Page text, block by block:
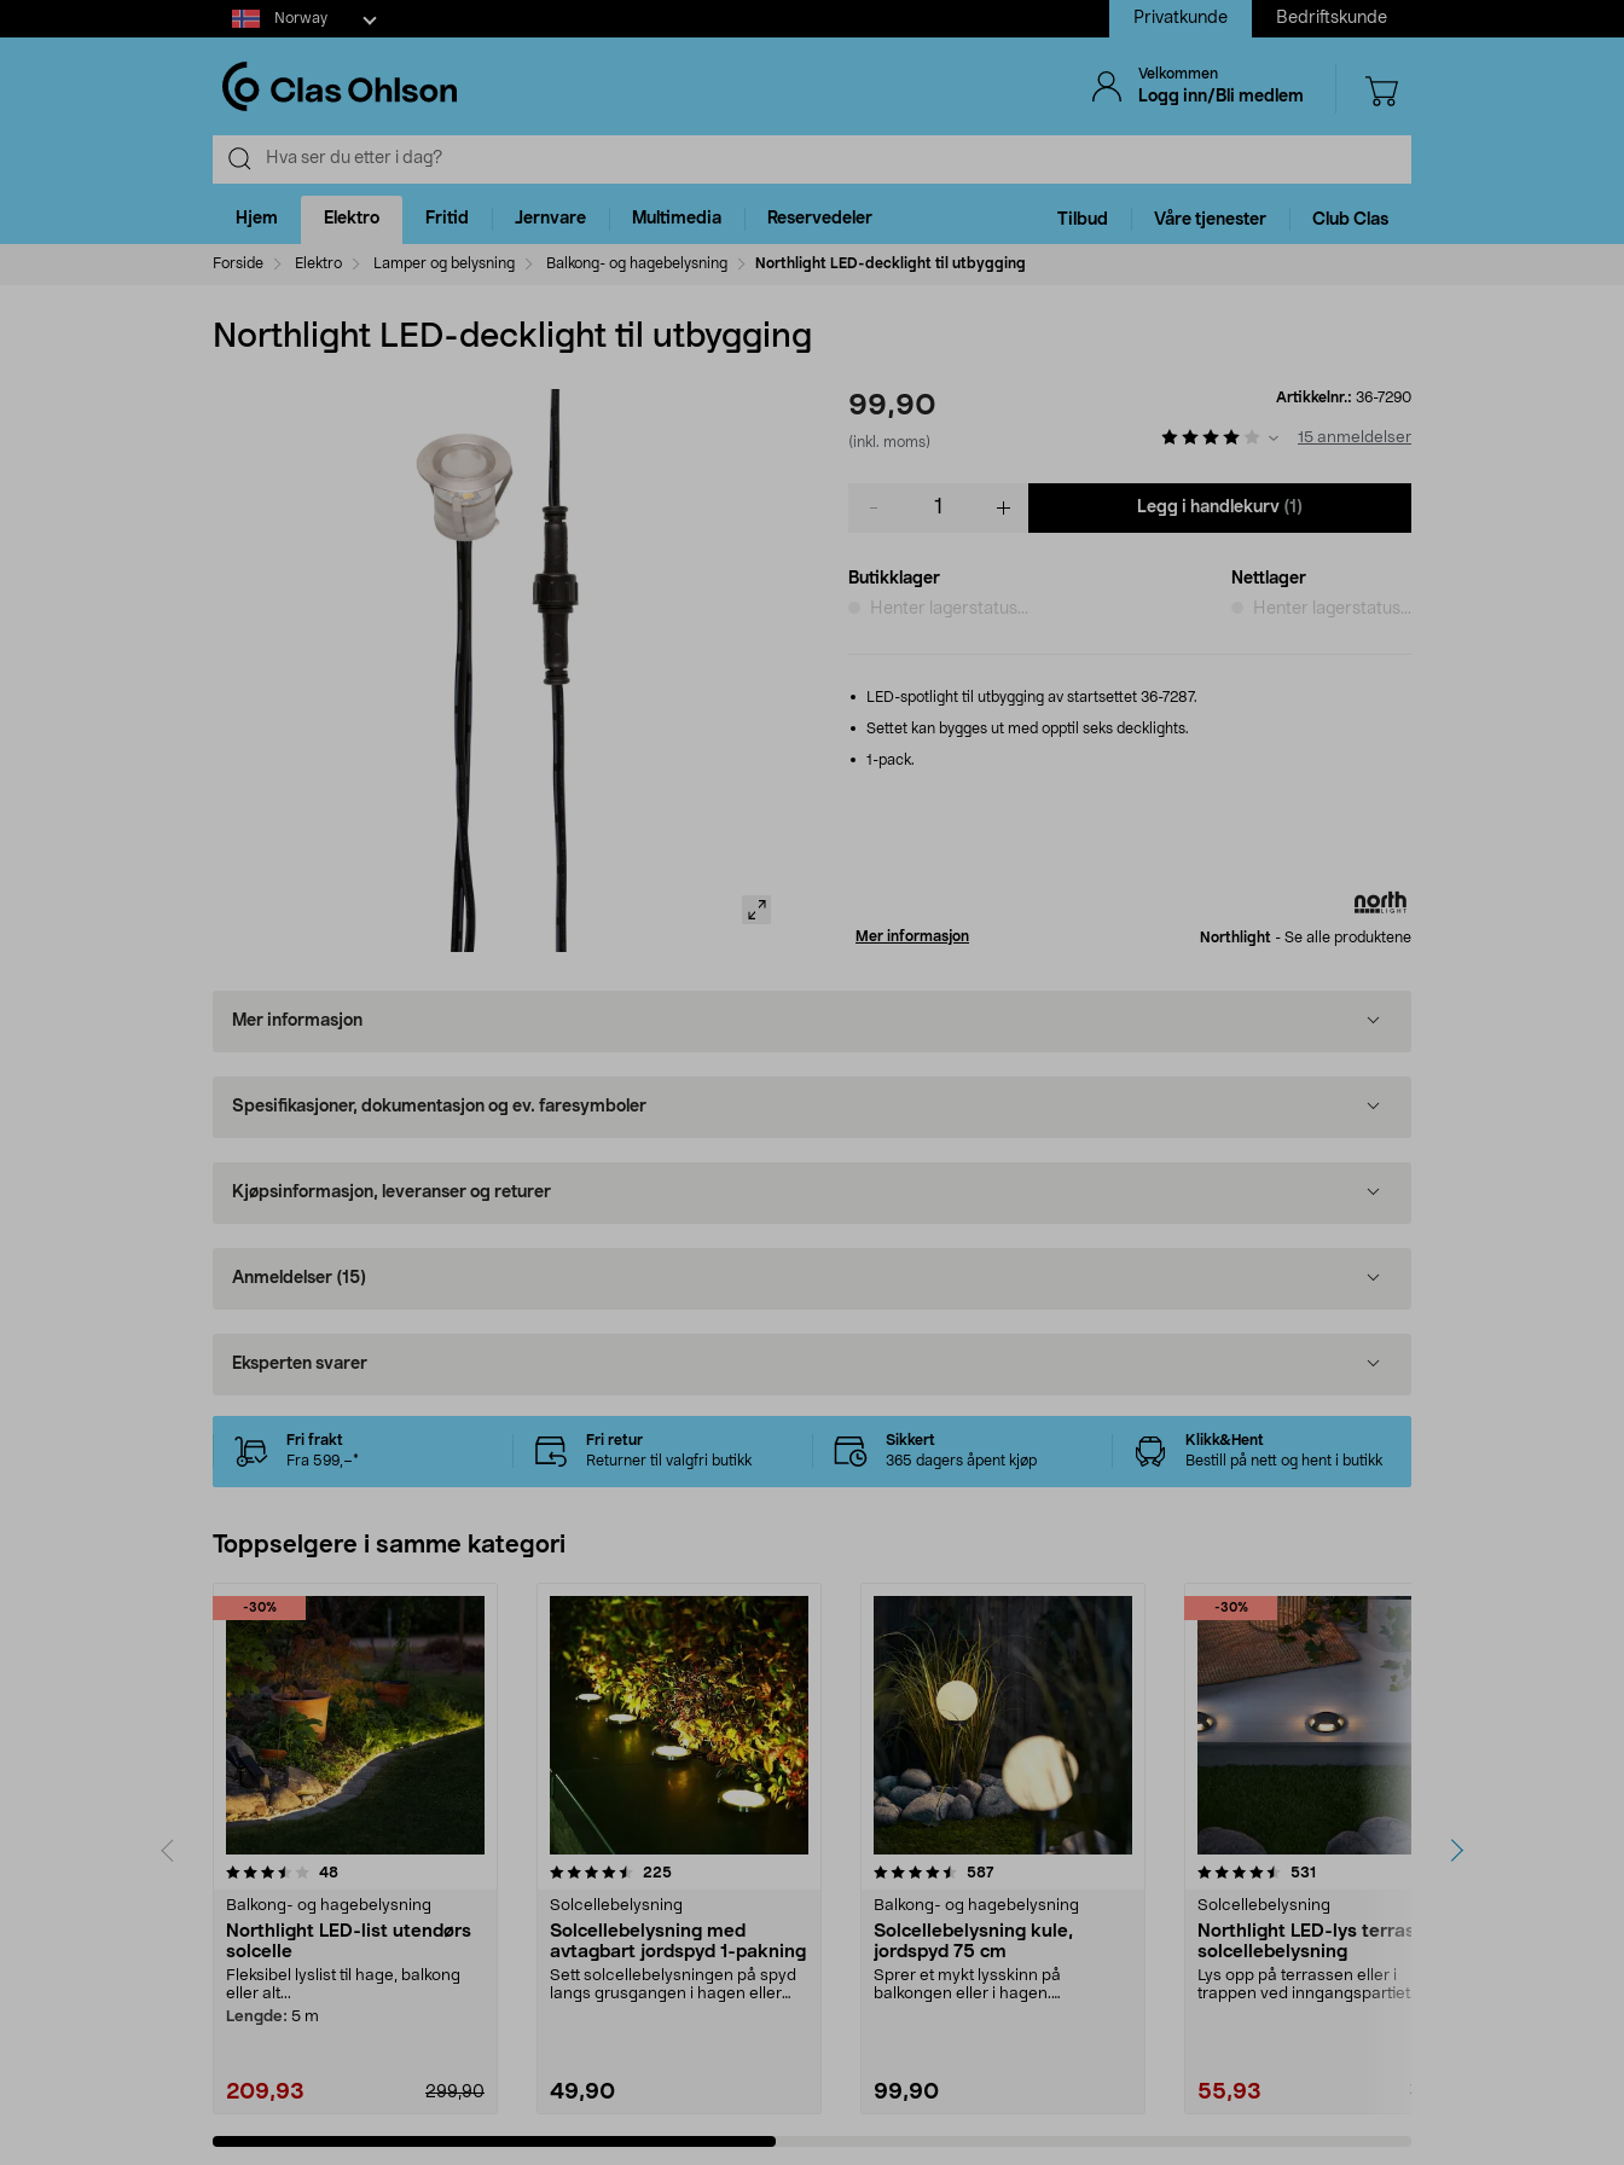
Select
market
Norway Privatkunde Bedriftskunde
Velkommen
Logg inn/Bli medlem
Hjem Elektro Fritid Jernvare Multimedia Reservedeler Tilbud Våre tjenester Club Clas
Forside Elektro Lamper og belysning Balkong- og hagebelysning Northlight LED-decklight til utbygging
Northlight LED-decklight til utbygging
99,90
(inkl. moms)
Artikkelnr.: 36-7290
15 anmeldelser
Legg i handlekurv (1)
Butikklager
Henter lagerstatus...
Nettlager
Henter lagerstatus...
LED-spotlight til utbygging av startsettet 36-7287.
Settet kan bygges ut med opptil seks decklights.
1-pack.
Mer informasjon Northlight - Se alle produktene
Mer informasjon
Spesifikasjoner, dokumentasjon og ev. faresymboler
Kjøpsinformasjon, leveranser og returer
Anmeldelser (15)
Eksperten svarer
Fri frakt
Fra 599,–*
Fri retur
Returner til valgfri butikk
Sikkert
365 dagers åpent kjøp
Klikk&Hent
Bestill på nett og hent i butikk
Toppselgere i samme kategori
-30%
48anmeldelser
Balkong- og hagebelysning
Northlight LED-list utendørs
solcelle
Fleksibel lyslist til hage, balkong
eller alt...
Lengde: 5 m
209,93 299,90
4.5 av 5 stjerner 225anmeldelser
Solcellebelysning
Solcellebelysning med
avtagbart jordspyd 1-pakning
Sett solcellebelysningen på spyd
langs grusgangen i hagen eller
49,90
4.5 av 5 stjerner 587anmeldelser
Balkong- og hagebelysning
Solcellebelysning kule,
jordspyd 75 cm
Sprer et mykt lysskinn på
balkongen eller i hagen.
99,90
-30%
4.5 av 5 stjerner 531
Solcellebelysning
Northlight LED-lys terrasse
solcellebelysning
Lys opp på terrassen eller i
trappen ved inngangspartiet.
55,93 79,90
4.5 av 5 stjerner